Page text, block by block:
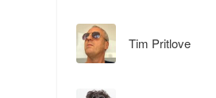
Tim Pritlove